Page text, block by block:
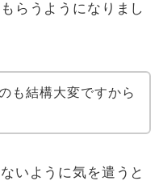
らうようになりまし
も結構大変ですから
いように気を遣うと